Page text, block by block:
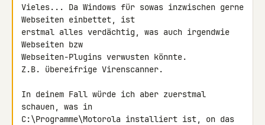
Vieles... Da Windows für sowas inzwischen gerne
Webseiten einbettet, ist
erstmal alles verdächtig, was auch irgendwie
Webseiten bzw
Webseiten-Plugins verwusten könnte.
Z.B. übereifrige Virenscanner.
In deinem Fall würde ich aber zuerstmal
schauen, was in
C:\Programme\Motorola installiert ist, on das